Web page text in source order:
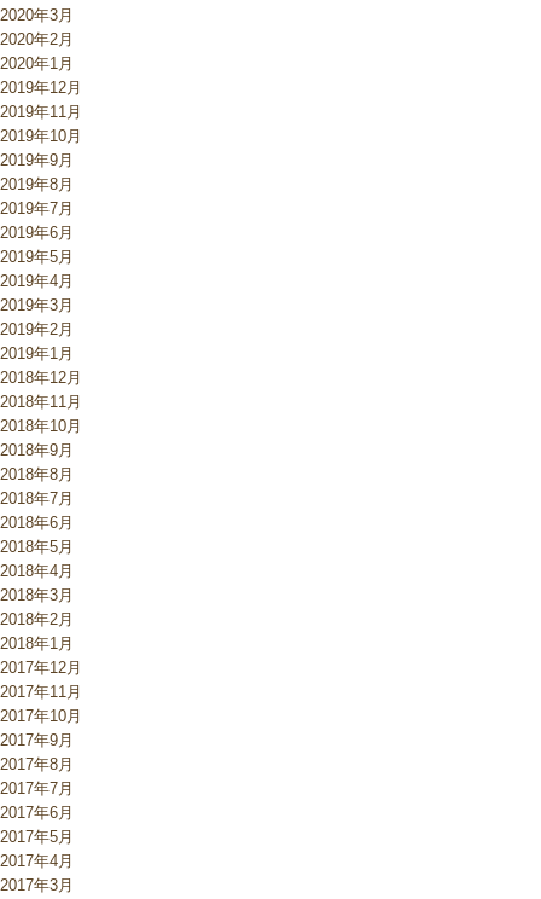
2020年3月
2020年2月
2020年1月
2019年12月
2019年11月
2019年10月
2019年9月
2019年8月
2019年7月
2019年6月
2019年5月
2019年4月
2019年3月
2019年2月
2019年1月
2018年12月
2018年11月
2018年10月
2018年9月
2018年8月
2018年7月
2018年6月
2018年5月
2018年4月
2018年3月
2018年2月
2018年1月
2017年12月
2017年11月
2017年10月
2017年9月
2017年8月
2017年7月
2017年6月
2017年5月
2017年4月
2017年3月